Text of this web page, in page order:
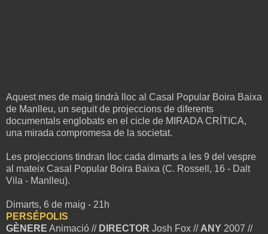
Aquest mes de maig tindrà lloc al Casal Popular Boira Baixa
de Manlleu, un seguit de projeccions de diferents
documentals englobats en el cicle de MIRADA CRÍTICA,
una mirada compromesa de la societat.
Les projeccions tindran lloc cada dimarts a les 9 del vespre
al mateix Casal Popular Boira Baixa (C. Rossell, 16 - Dalt
Vila - Manlleu).
Dimarts, 6 de maig - 21h
PERSÉPOLIS
GÈNERE Animació // DIRECTOR Josh Fox // ANY 2007 //